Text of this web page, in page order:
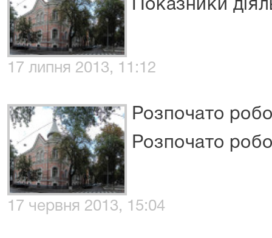
Показники
17 липня 2013, 11:12
Розпочато
Розпочато
17 червня 2013, 15:04